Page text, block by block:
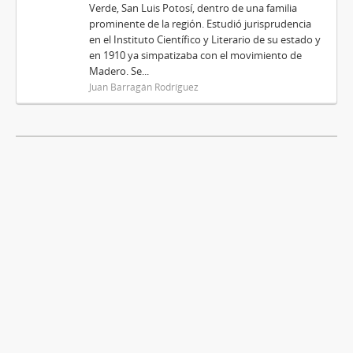
Verde, San Luis Potosí, dentro de una familia
prominente de la región. Estudió jurisprudencia
en el Instituto Científico y Literario de su estado y
en 1910 ya simpatizaba con el movimiento de
Madero. Se...
Juan Barragán Rodríguez